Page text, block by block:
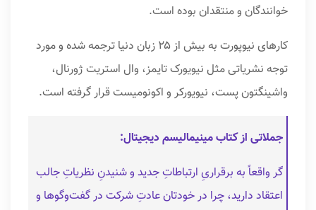
خوانندگان و منتقدان بوده است.
کارهای نیوپورت به بیش از ۲۵ زبان دنیا ترجمه شده و مورد
توجه نشریاتی مثل نیویورک تایمز، وال استریت ژورنال،
واشینگتون پست، نیویورکر و اکونومیست قرار گرفته است.
جملاتی از کتاب مینیمالیسم دیجیتال:
گر واقعاً به برقراریِ ارتباطاتِ جدید و شنیدنِ نظریاتِ جالب
اعتقاد دارید، چرا در خودتان عادتِ شرکت در گفت‌وگوها و